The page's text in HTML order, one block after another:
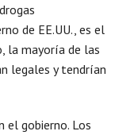
de EE.UU., es el
la mayoría de las
legales y tendrían
el gobierno. Los